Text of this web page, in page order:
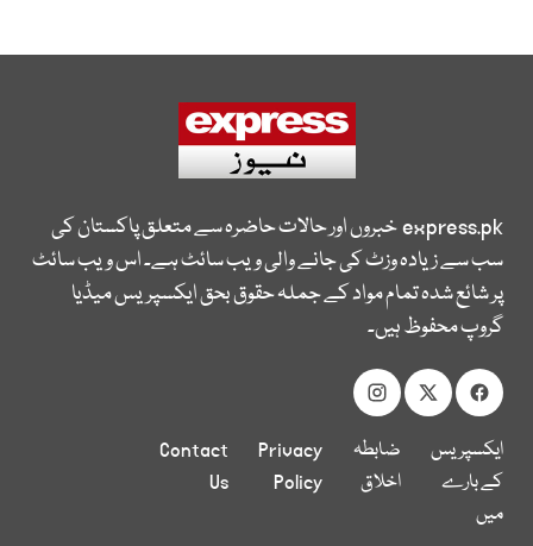
express.pkخبروں اور حالات حاضرہ سے متعلق پاکستان کی
سب سے زیادہ وزٹ کی جانے والی ویب سائٹ ہے۔ اس ویب سائٹ
پر شائع شدہ تمام مواد کے جملہ حقوق بحق ایکسپریس میڈیا
گروپ محفوظ ہیں۔
ایکسپریس
کے بارے
میں
ضابطہ
اخلاق
Privacy
Policy
Contact
Us